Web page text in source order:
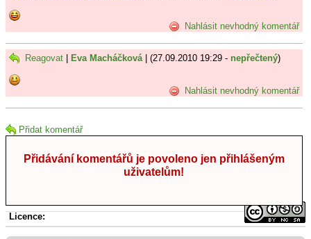
Nahlásit nevhodný komentář
Reagovat Eva Macháčková| (27.09.2010 19:29 - nepřečtený)
Nahlásit nevhodný komentář
Přidat komentář
Přidávání komentářů je povoleno jen přihlášeným
uživatelům!
Licence: